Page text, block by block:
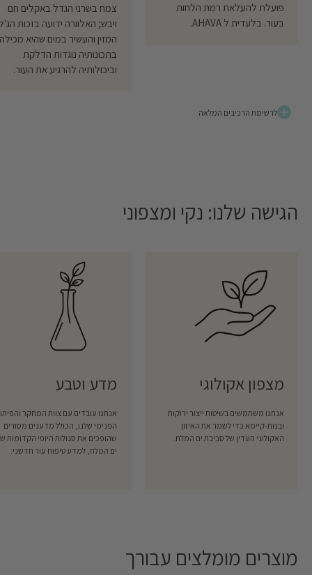
פועלת להעלאת רמת הלחות
בעור. בלעדית ל AHAVA.
צמח בשרני הגדל באקלים חם
ויבש; האלוורה ידועה בזכות
המזין והעשיר במים שהיא
בתכונותיה נוגדות הדלקת
וביכולותיה להרגיע את העור.
לרשימת הרכיבים המלאה
הגישה שלנו: נקי ומצפוני
מצפון אקולוגי
אנחנו משתמשים בשיטות ייצור ירוקות
ובנות-קיימא כדי לשמר את האיזון
האקולוגי העדין של סביבת ים המלח.
מדע וטבע
אנחנו עובדים עם צוות המחקר
הפנימי שלנו, הכולל מדענים מסורים
שהופכים את סגולות היופי הקדומות
ים המלח, למדע טיפוח עור חדשני.
מוצרים מומלצים עבורך